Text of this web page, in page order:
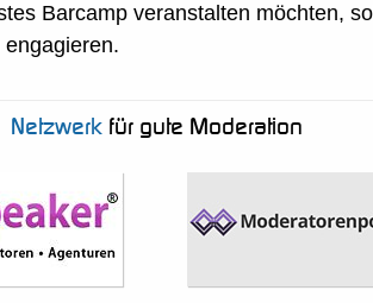
Barcamp veranstalten möchten,
Netzwerkfür gute Moderation